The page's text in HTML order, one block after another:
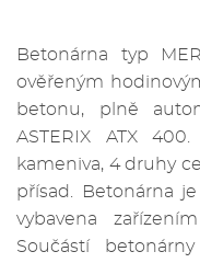
Betonárna typ
ověřeným
betonu, plně
ASTERIX ATX
kameniva, 4 druhy
přísad. Betonárna
vybavena
Součástí